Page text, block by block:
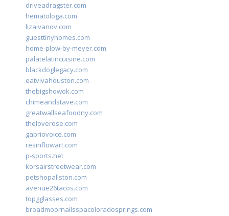
driveadragster.com
hematologa.com
lizaivanov.com
guesttinyhomes.com
home-plow-by-meyer.com
palatelatincuisine.com
blackdoglegacy.com
eatvivahouston.com
thebigshowok.com
chimeandstave.com
greatwallseafoodny.com
theloverose.com
gabriovoice.com
resinflowart.com
p-sports.net
korsairstreetwear.com
petshopallston.com
avenue26tacos.com
topgglasses.com
broadmoornailsspacoloradosprings.com